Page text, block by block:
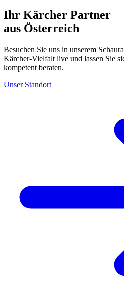
Ihr Kärcher Partner
aus Österreich
Besuchen Sie uns in unserem
Kärcher-Vielfalt live und lassen Sie
kompetent beraten.
Unser Standort